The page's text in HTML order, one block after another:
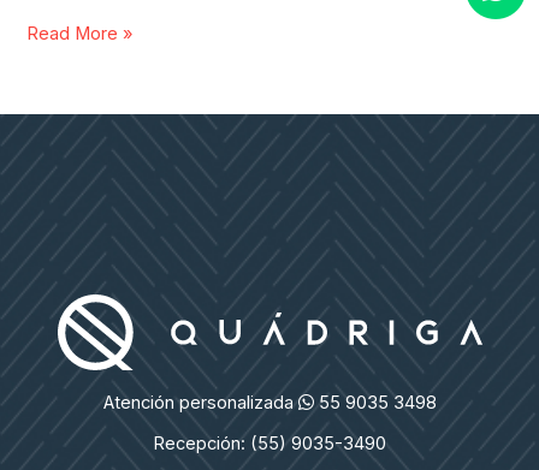
Las
Recomendadas
para
Leer
en
el
2022
Read More »
Atención personalizada
55 9035 3498
Recepción: (55) 9035-3490